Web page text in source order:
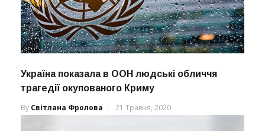
Україна показала в ООН людські обличчя
трагедії окупованого Криму
By Світлана Фролова 21 Травня, 2020